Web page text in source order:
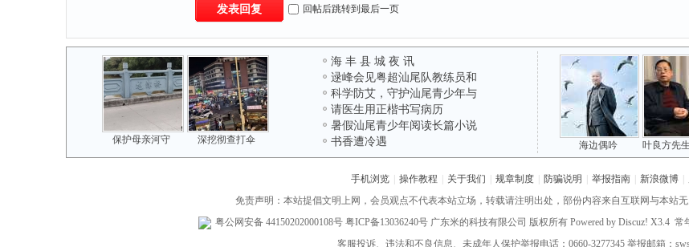
发表回复 回帖后跳转到最后一页
保护母亲河守 深挖彻查打伞
海 丰 县 城 夜 讯
逯峰会见粤超汕尾队教练员和
科学防艾，守护汕尾青少年与
请医生用正楷书写病历
暑假汕尾青少年阅读长篇小说
书香遭冷遇
海边偶吟
手机浏览 操作教程 关于我们 规章制度 防骗说明 举报指南 新浪微博
免责声明：本站提倡文明上网，会员观点不代表本站立场，转载请注明出处，部份内容来自互联网与本站
粤公网安备 44150202000108号 粤ICP备13036240号广东米的科技有限公司 版权所有 Powered by Discuz! X3.4 常
客服投诉、违法和不良信息、未成年人保护举报电话：0660-3277345 举报邮箱：